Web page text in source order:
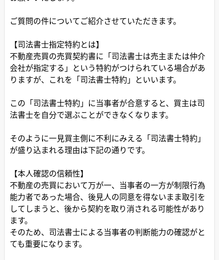
ご質問の件についてご紹介させていただきます。
【司法書士指定特約とは】
不動産売買の売買契約書に「司法書士は売主または仲介
会社が指定する」という特約がつけられている場合があ
りますが、これを「司法書士特約」といいます。
この「司法書士特約」に当事者が合意すると、買主は司
法書士を自分で選ぶことができなくなります。
そのように一見買主側に不利にみえる「司法書士特約」
が盛り込まれる理由は下記の通りです。
【本人確認の信頼性】
不動産の売買において万が一、当事者の一方が制限行為
能力者であった場合、後見人の同意を得ないまま取引を
してしまうと、後から契約を取り消される可能性があり
ます。
そのため、司法書士による当事者の判断能力の確認がと
ても重要になります。